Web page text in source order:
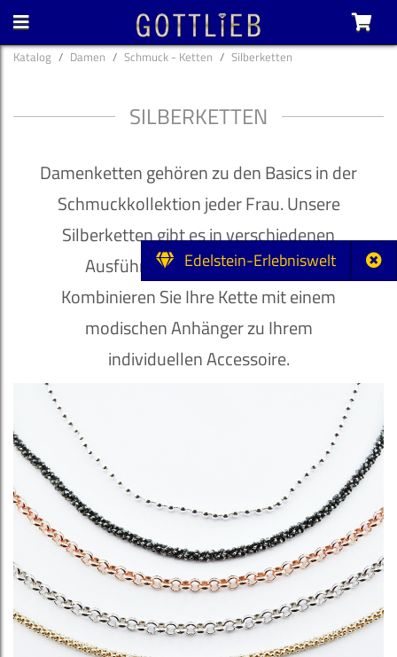
Edelstein-Erlebniswelt
Katalog Damen Schmuck - Ketten Silberketten
SILBERKETTEN
Damenketten gehören zu den Basics in der
Schmuckkollektion jeder Frau. Unsere
Silberketten gibt es in verschiedenen
Ausführungen und als Colliers.
Kombinieren Sie Ihre Kette mit einem
modischen Anhänger zu Ihrem
individuellen Accessoire.